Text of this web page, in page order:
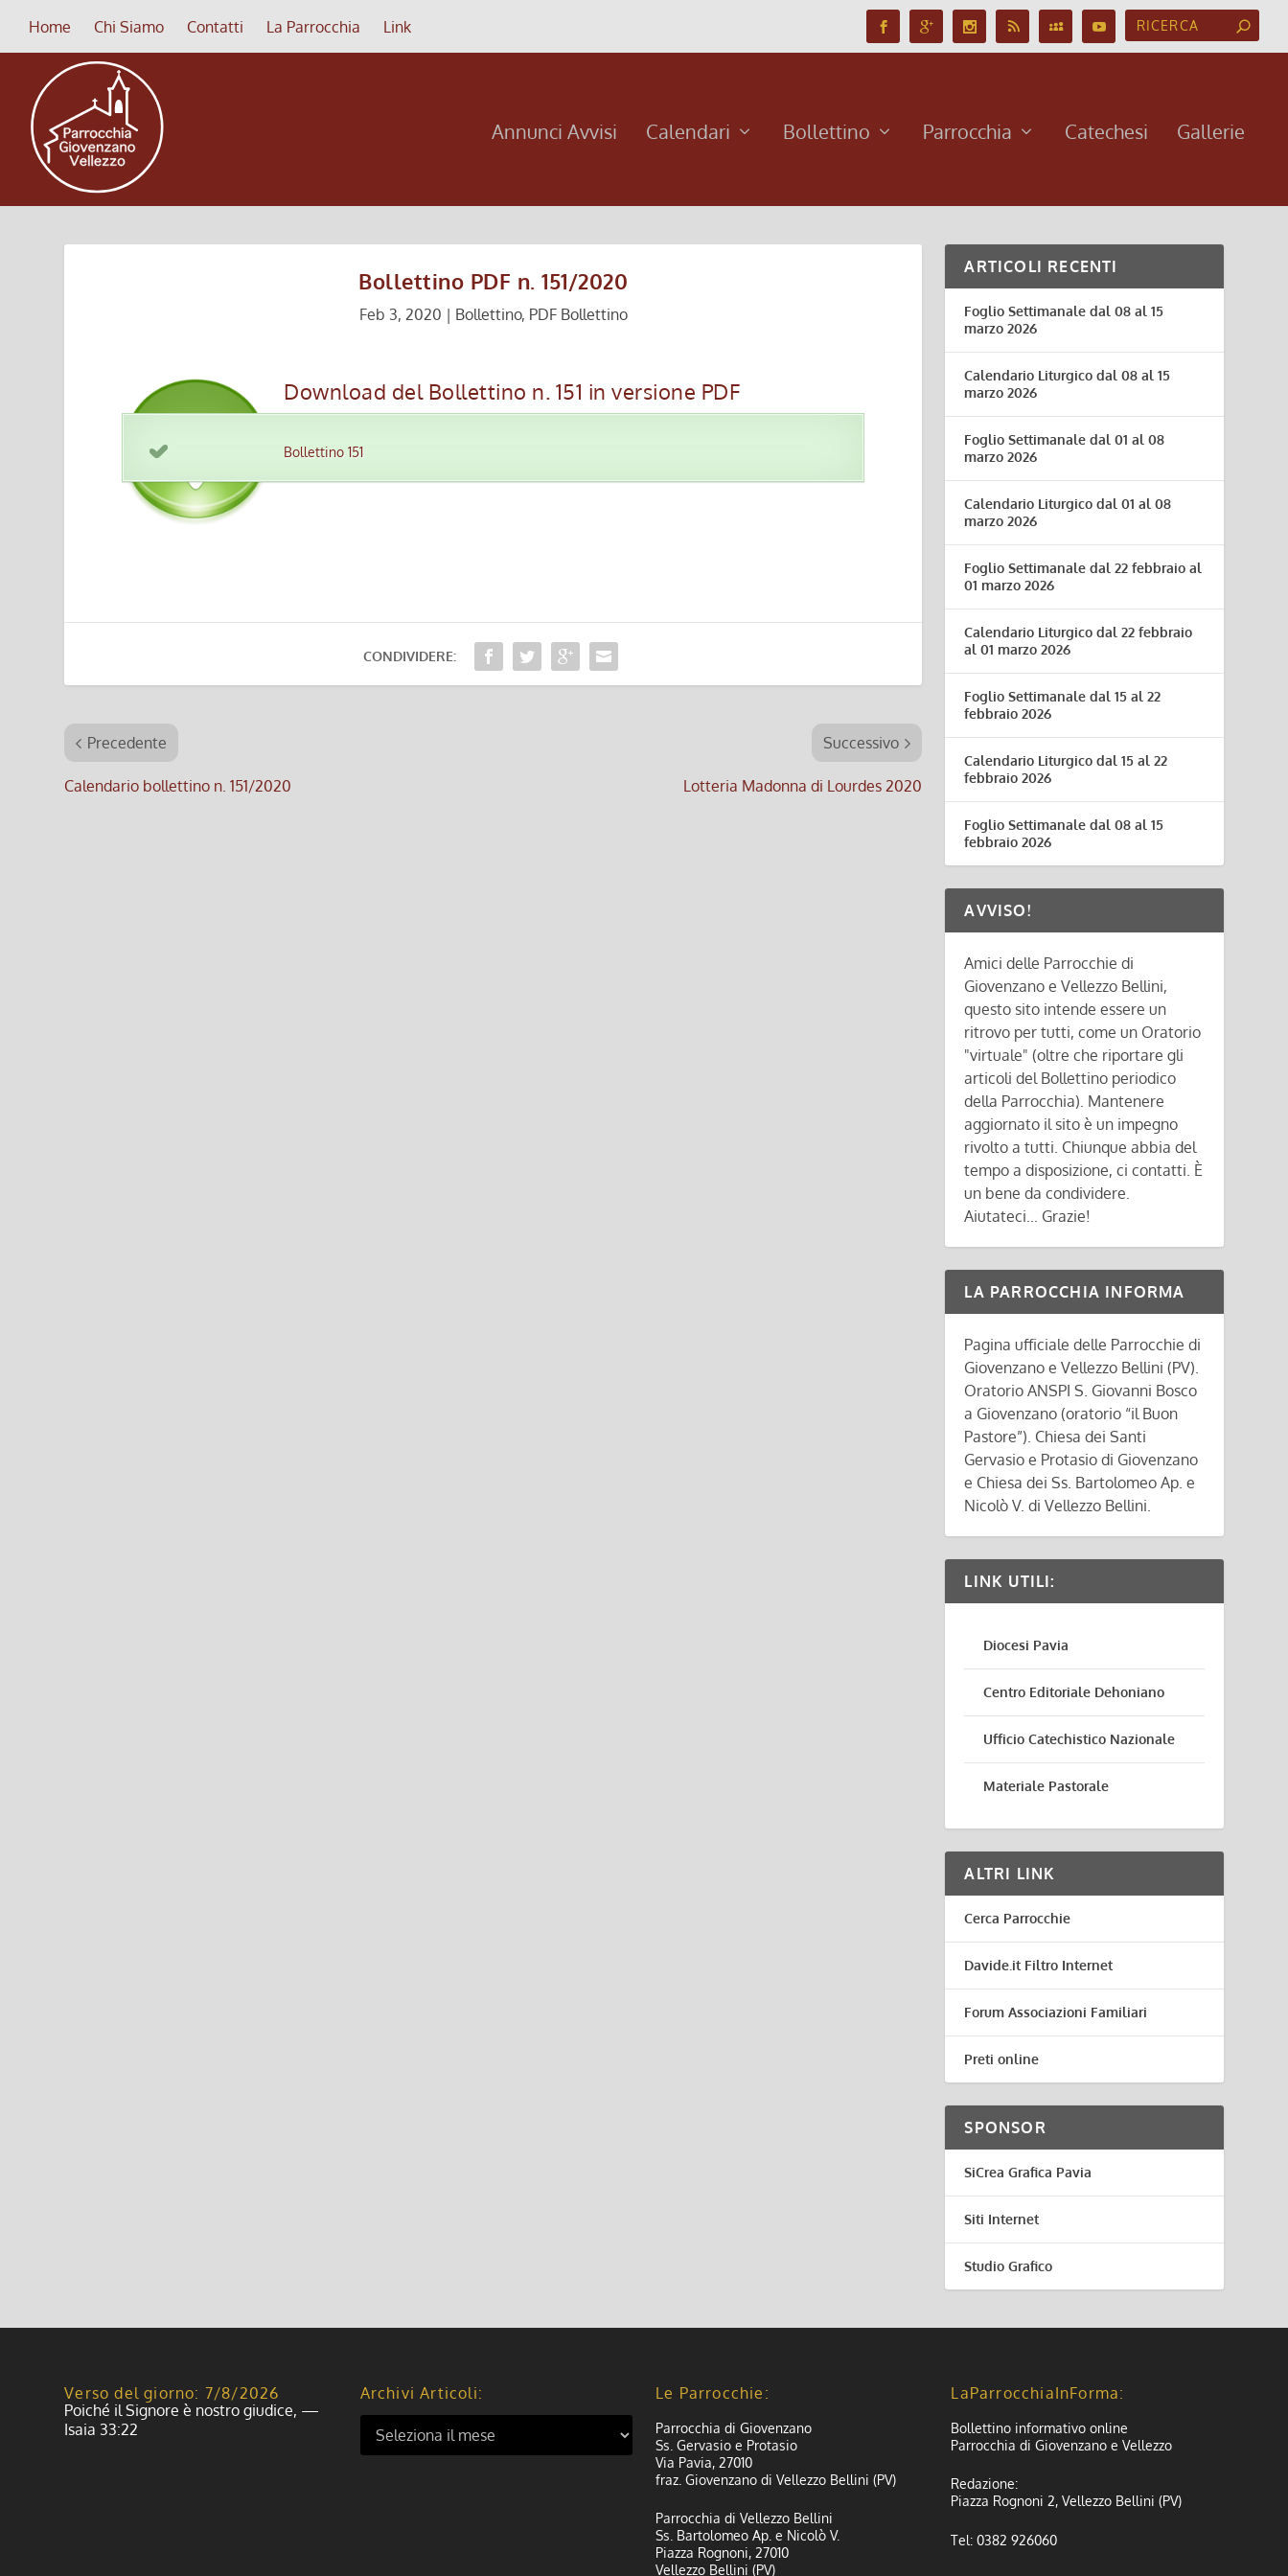
Home Chi Siamo Contatti La Parrocchia Link
Annunci Avvisi Calendari Bollettino Parrocchia Catechesi Gallerie
Bollettino PDF n. 151/2020
Feb 3, 2020 | Bollettino, PDF Bollettino
Download del Bollettino n. 151 in versione PDF
Bollettino 151
CONDIVIDERE:
Precedente
Calendario bollettino n. 151/2020
Successivo
Lotteria Madonna di Lourdes 2020
ARTICOLI RECENTI
Foglio Settimanale dal 08 al 15
marzo 2026
Calendario Liturgico dal 08 al 15
marzo 2026
Foglio Settimanale dal 01 al 08
marzo 2026
Calendario Liturgico dal 01 al 08
marzo 2026
Foglio Settimanale dal 22 febbraio al
01 marzo 2026
Calendario Liturgico dal 22 febbraio
al 01 marzo 2026
Foglio Settimanale dal 15 al 22
febbraio 2026
Calendario Liturgico dal 15 al 22
febbraio 2026
Foglio Settimanale dal 08 al 15
febbraio 2026
AVVISO!
Amici delle Parrocchie di
Giovenzano e Vellezzo Bellini,
questo sito intende essere un
ritrovo per tutti, come un Oratorio
"virtuale" (oltre che riportare gli
articoli del Bollettino periodico
della Parrocchia). Mantenere
aggiornato il sito è un impegno
rivolto a tutti. Chiunque abbia del
tempo a disposizione, ci contatti. È
un bene da condividere.
Aiutateci... Grazie!
LA PARROCCHIA INFORMA
Pagina ufficiale delle Parrocchie di
Giovenzano e Vellezzo Bellini (PV).
Oratorio ANSPI S. Giovanni Bosco
a Giovenzano (oratorio “il Buon
Pastore”). Chiesa dei Santi
Gervasio e Protasio di Giovenzano
e Chiesa dei Ss. Bartolomeo Ap. e
Nicolò V. di Vellezzo Bellini.
LINK UTILI:
Diocesi Pavia
Centro Editoriale Dehoniano
Ufficio Catechistico Nazionale
Materiale Pastorale
ALTRI LINK
Cerca Parrocchie
Davide.it Filtro Internet
Forum Associazioni Familiari
Preti online
SPONSOR
SiCrea Grafica Pavia
Siti Internet
Studio Grafico
Verso del giorno: 7/8/2026
Poiché il Signore è nostro giudice, —
Isaia 33:22
Archivi Articoli: Le Parrocchie:
Parrocchia di Giovenzano
Ss. Gervasio e Protasio
Via Pavia, 27010
fraz. Giovenzano di Vellezzo Bellini (PV)
Parrocchia di Vellezzo Bellini
Ss. Bartolomeo Ap. e Nicolò V.
Piazza Rognoni, 27010
Vellezzo Bellini (PV)
LaParrocchiaInForma:
Bollettino informativo online
Parrocchia di Giovenzano e Vellezzo
Redazione:
Piazza Rognoni 2, Vellezzo Bellini (PV)
Tel: 0382 926060